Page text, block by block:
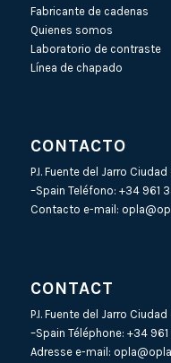
Fabricante de cadenas
Quienes somos
Laboratorio de contraste
Línea de chapado
CONTACTO
P.I. Fuente del Jarro
–Spain Teléfono: +34 961
Contacto e-mail:
CONTACT
P.I. Fuente del Jarro
–Spain Téléphone: +34
Adresse e-mail: